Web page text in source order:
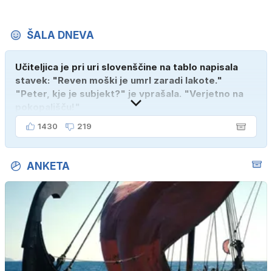
ŠALA DNEVA
Učiteljica je pri uri slovenščine na tablo napisala
stavek: "Reven moški je umrl zaradi lakote."
"Peter, kje je subjekt?" je vprašala. "Verjetno na
1430 219
ANKETA